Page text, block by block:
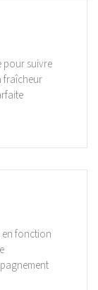
pour suivre
fraîcheur
en fonction